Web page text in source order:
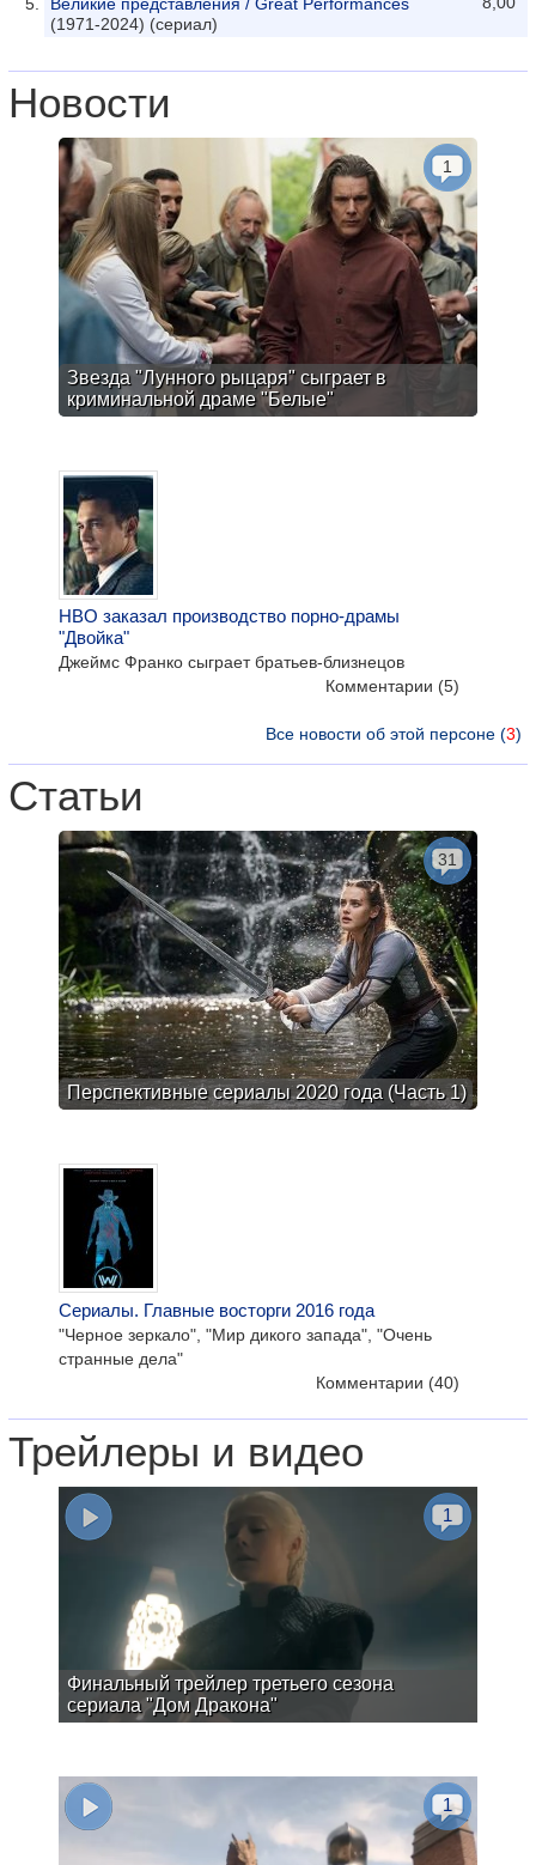
(1971-2024) (сериал)
Новости
Звезда "Лунного рыцаря" сыграет в
криминальной драме "Белые"
1
HBO заказал производство порно-драмы
"Двойка"
Джеймс Франко сыграет братьев-близнецов
Комментарии (5)
Все новости об этой персоне (3)
Статьи
Перспективные сериалы 2020 года (Часть 1)
31
Сериалы. Главные восторги 2016 года
"Черное зеркало", "Мир дикого запада", "Очень
странные дела"
Комментарии (40)
Трейлеры и видео
Финальный трейлер третьего сезона
сериала "Дом Дракона"
1
1